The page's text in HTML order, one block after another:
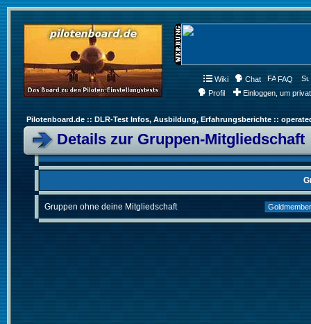
Wiki Chat FAQ
Profil
Einloggen, um
Pilotenboard.de :: DLR-Test Infos, Ausbildung, Erfahrungsberichte ::
Details zur Gruppen-Mitgliedschaft
Gruppen ohne deine Mitgliedschaft